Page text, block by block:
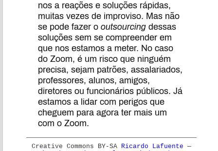
nos a reações e soluções rápidas,
muitas vezes de improviso. Mas não
se pode fazer o outsourcing dessas
soluções sem se compreender em
que nos estamos a meter. No caso
do Zoom, é um risco que ninguém
precisa, sejam patrões, assalariados,
professores, alunos, amigos,
diretores ou funcionários públicos. Já
estamos a lidar com perigos que
cheguem para agora ter mais um
com o Zoom.
Creative Commons BY-SA Ricardo Lafuente —